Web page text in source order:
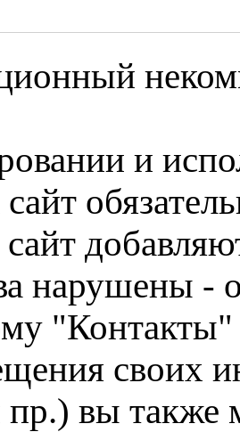
и
сайт
нарушены -
"Контакты"
своих
пр.) вы также